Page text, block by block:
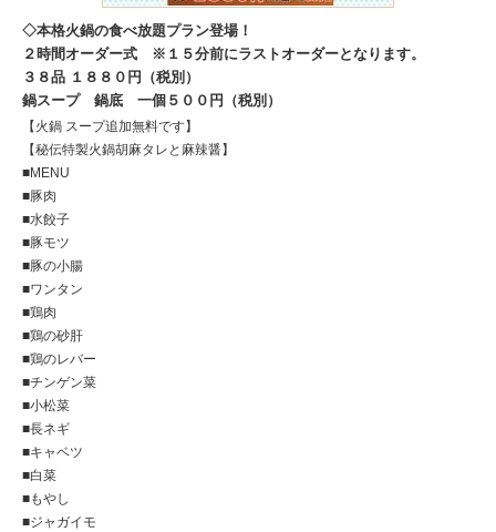
本格火鍋の食べ放題プラン登場！
２時間オーダー式 ※１５分前にラストオーダーとなります。
３８品 １８８０円（税別）
鍋スープ 鍋底 一個５００円（税別）
【火鍋 スープ追加無料です】
【秘伝特製火鍋胡麻タレと麻辣醤】
■MENU
■豚肉
■水餃子
■豚モツ
■豚の小腸
■ワンタン
■鶏肉
■鶏の砂肝
■鶏のレバー
■チンゲン菜
■小松菜
■長ネギ
■キャベツ
■白菜
■もやし
■ジャガイモ